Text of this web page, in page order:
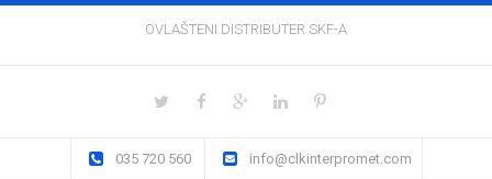
OVLAŠTENI DISTRIBUTER SKF-A
035 720 560 info@clkinterpromet.com